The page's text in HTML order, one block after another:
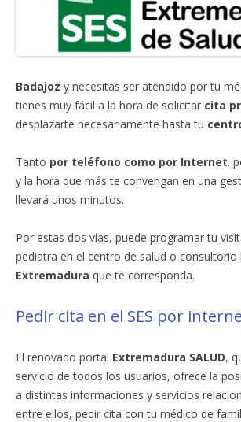
Badajoz y necesitas ser atendido por tu
tienes muy fácil a la hora de solicitar cita
desplazarte necesariamente hasta tu
Tanto por teléfono como por Internet.
y la hora que más te convengan en una
llevará unos minutos.
Por estas dos vías, puede programar tu
pediatra en el centro de salud o consultorio
Extremadura que te corresponda.
Pedir cita en el SES por
El renovado portal Extremadura SALUD,
servicio de todos los usuarios, ofrece la
a distintas informaciones y servicios
entre ellos, pedir cita con tu médico de